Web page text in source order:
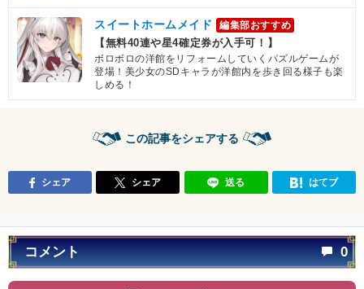
スイートホームメイド 編集部おすすめ
【無料40連や星4確定券が入手可！】
ボロボロの洋館をリフォームしていくパズルゲームが
登場！美少女のSDキャラが洋館内を歩き回る様子も楽
しめる！
この記事をシェアする
シェア シェア 送る はてブ
コメント 0